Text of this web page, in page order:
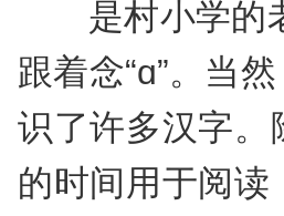
是村小学的
跟着念“ɑ”。当
识了许多汉字。
的时间用于阅